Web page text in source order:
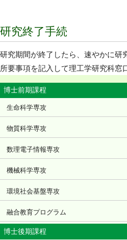
研究終了手続
研究期間が終了したら、速やかに研
所要事項を記入して理工学研究科窓
博士前期課程
生命科学専攻
物質科学専攻
数理電子情報専攻
機械科学専攻
環境社会基盤専攻
融合教育プログラム
博士後期課程